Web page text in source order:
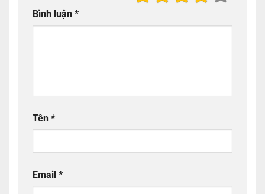
Bình luận *
Tên *
Email *